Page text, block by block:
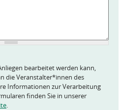
bearbeitet werden kann,
die Veranstalter*innen des
Informationen zur Verarbeitung
finden Sie in unserer